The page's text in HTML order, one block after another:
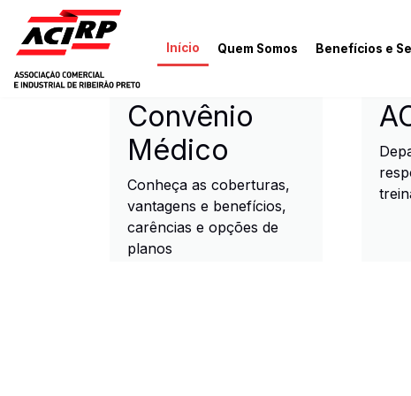
Pular para o conteúdo principal
Início Quem Somos Benefícios e
ACIRP - Associação
Convênio
Médico
Conheça as coberturas,
vantagens e benefícios,
carências e opções de
planos